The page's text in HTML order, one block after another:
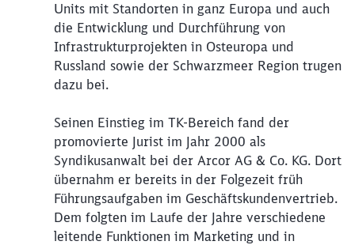
Units mit Standorten in ganz Europa und auch
die Entwicklung und Durchführung von
Infrastrukturprojekten in Osteuropa und
Russland sowie der Schwarzmeer Region trugen
dazu bei.
Seinen Einstieg im TK-Bereich fand der
promovierte Jurist im Jahr 2000 als
Syndikusanwalt bei der Arcor AG & Co. KG. Dort
übernahm er bereits in der Folgezeit früh
Führungsaufgaben im Geschäftskundenvertrieb.
Dem folgten im Laufe der Jahre verschiedene
leitende Funktionen im Marketing und in